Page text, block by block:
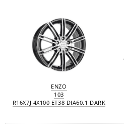
ENZO
103
R16X7J 4X100 ET38 DIA60.1 DARK